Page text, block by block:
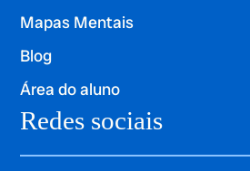
Mapas Mentais
Blog
Área do aluno
Redes sociais